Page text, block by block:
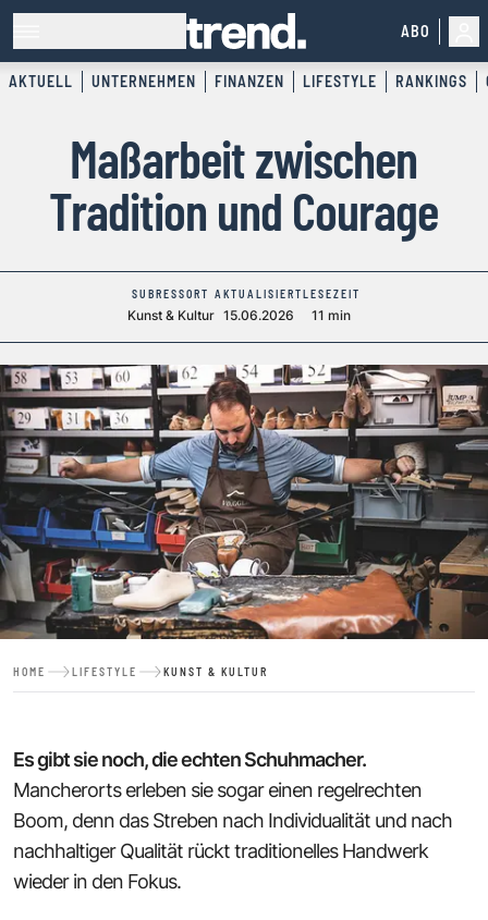
ABO
AKTUELL UNTERNEHMEN FINANZEN LIFESTYLE RANKINGS
Maßarbeit zwischen
Tradition und Courage
SUBRESSORT
Kunst & Kultur
AKTUALISIERT
15.06.2026
LESEZEIT
11 min
HOME LIFESTYLE KUNST & KULTUR
Es gibt sie noch, die echten Schuhmacher.
Mancherorts erleben sie sogar einen regelrechten
Boom, denn das Streben nach Individualität und nach
nachhaltiger Qualität rückt traditionelles Handwerk
wieder in den Fokus.